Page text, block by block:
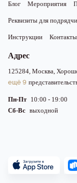
Блог Мероприятия
Реквизиты для
Инструкции Контакты
Адрес
125284, Москва,
ещё 9
Пн-Пт 10:00 - 19:00
Сб-Вс выходной